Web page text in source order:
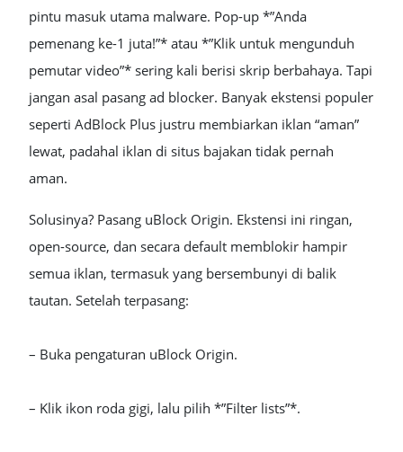
pintu masuk utama malware. Pop-up *”Anda
pemenang ke-1 juta!”* atau *”Klik untuk mengunduh
pemutar video”* sering kali berisi skrip berbahaya. Tapi
jangan asal pasang ad blocker. Banyak ekstensi populer
seperti AdBlock Plus justru membiarkan iklan “aman”
lewat, padahal iklan di situs bajakan tidak pernah
aman.
Solusinya? Pasang uBlock Origin. Ekstensi ini ringan,
open-source, dan secara default memblokir hampir
semua iklan, termasuk yang bersembunyi di balik
tautan. Setelah terpasang:
– Buka pengaturan uBlock Origin.
– Klik ikon roda gigi, lalu pilih *”Filter lists”*.